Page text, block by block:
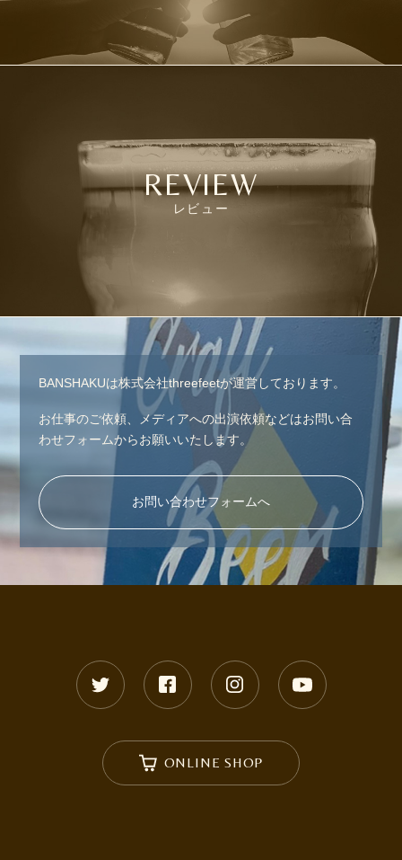
REVIEW
レビュー
BANSHAKUは株式会社threefeetが運営しております。
お仕事のご依頼、メディアへの出演依頼などはお問い合
わせフォームからお願いいたします。
お問い合わせフォームへ
ONLINE SHOP